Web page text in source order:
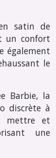
satin de
un confort
également
le
Barbie, la
discrète à
mettre et
une